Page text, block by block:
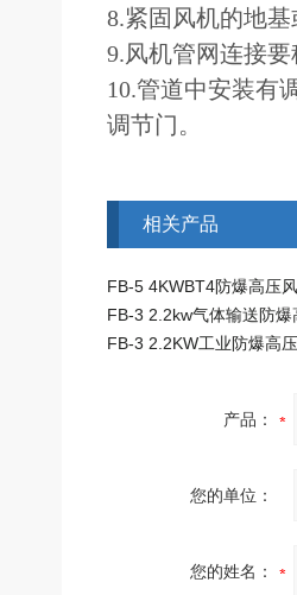
8.紧固风机的地
9.风机管网连接
10.管道中安装有
调节门。
相关产品
FB-5 4KWBT4防爆高压
FB-3 2.2KW工业防爆高
产品：
您的单位：
您的姓名：